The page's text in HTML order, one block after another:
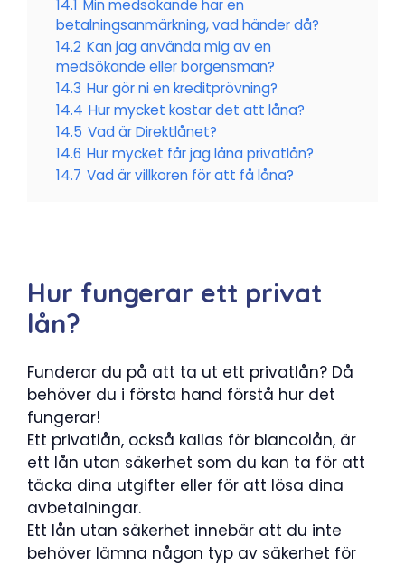
14.1 Min medsökande har en
betalningsanmärkning, vad händer då?
14.2 Kan jag använda mig av en
medsökande eller borgensman?
14.3 Hur gör ni en kreditprövning?
14.4 Hur mycket kostar det att låna?
14.5 Vad är Direktlånet?
14.6 Hur mycket får jag låna privatlån?
14.7 Vad är villkoren för att få låna?
Hur fungerar ett privat
lån?
Funderar du på att ta ut ett privatlån? Då
behöver du i första hand förstå hur det
fungerar!
Ett privatlån, också kallas för blancolån, är
ett lån utan säkerhet som du kan ta för att
täcka dina utgifter eller för att lösa dina
avbetalningar.
Ett lån utan säkerhet innebär att du inte
behöver lämna någon typ av säkerhet för